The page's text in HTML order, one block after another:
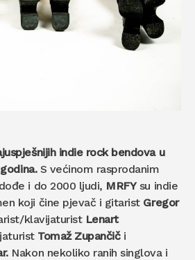
indie rock bendova u
S većinom rasprodanim
i do 2000 ljudi, MRFYsu indie
koji čine pjevač i gitarist Gregor
klavijaturist Lenart
Tomaž Zupančiči
Nakon nekoliko ranih singlova i